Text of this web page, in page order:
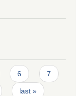
6 7
last »